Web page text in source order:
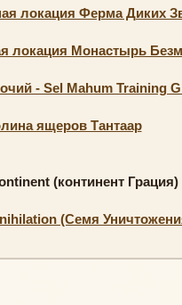
локация Ферма Диких
локация Монастырь
- Sel Mahum Training
ящеров Тантаар
(континент Грация)
(Семя